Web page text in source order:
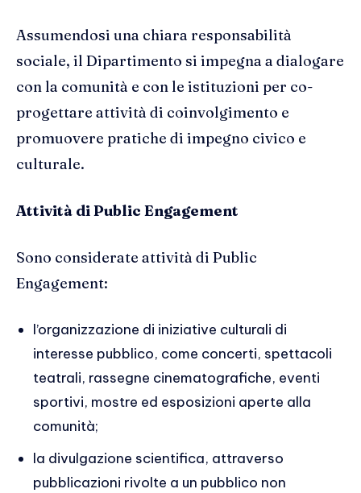
Assumendosi una chiara responsabilità
sociale, il Dipartimento si impegna a dialogare
con la comunità e con le istituzioni per co-
progettare attività di coinvolgimento e
promuovere pratiche di impegno civico e
culturale.
Attività di Public Engagement
Sono considerate attività di Public
Engagement:
l’organizzazione di iniziative culturali di
interesse pubblico, come concerti, spettacoli
teatrali, rassegne cinematografiche, eventi
sportivi, mostre ed esposizioni aperte alla
comunità;
la divulgazione scientifica, attraverso
pubblicazioni rivolte a un pubblico non